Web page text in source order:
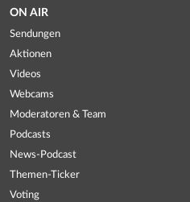
ON AIR
Sendungen
Aktionen
Videos
Webcams
Moderatoren & Team
Podcasts
News-Podcast
Themen-Ticker
Voting